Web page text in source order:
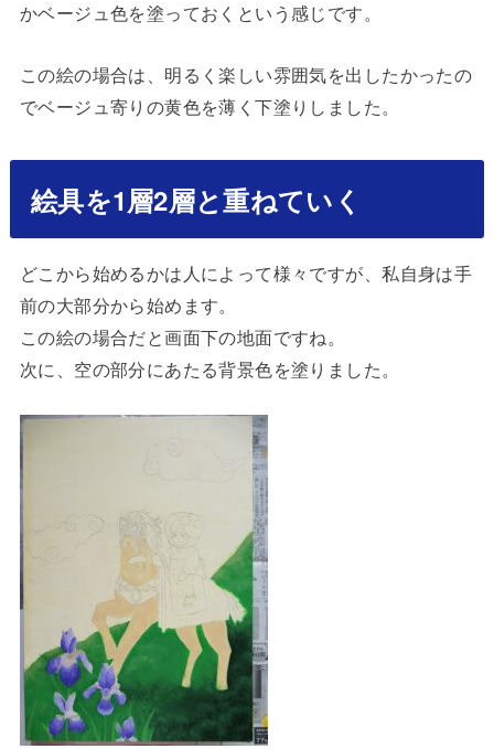
かベージュ色を塗っておくという感じです。
この絵の場合は、明るく楽しい雰囲気を出したかったの
でベージュ寄りの黄色を薄く下塗りしました。
絵具を1層2層と重ねていく
どこから始めるかは人によって様々ですが、私自身は手
前の大部分から始めます。
この絵の場合だと画面下の地面ですね。
次に、空の部分にあたる背景色を塗りました。